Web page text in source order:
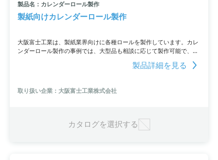
製品名：カレンダーロール製作
製紙向けカレンダーロール製作
大阪富士工業は、製紙業界向けに各種ロールを製作しています。カレ
ンダーロール製作の事例では、大型品も相談に応じて製作可能で、高
硬度・高深度の性能を備えたロールが求められます。使用条件は高ニ
ップで紙の表面を光沢・平滑に仕上げることであり、ロール材質には
製品詳細を見る
取り扱い企業：大阪富士工業株式会社
カタログを選択する